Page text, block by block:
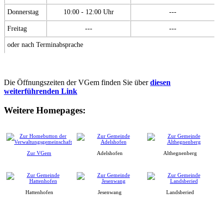
Donnerstag 10:00 - 12:00 Uhr ---
Freitag --- ---
oder nach Terminabsprache
Die Öffnungszeiten der VGem finden Sie überdiesen
weiterführenden Link
Weitere Homepages:
Zur VGem Adelshofen Althegnenberg
Hattenhofen Jesenwang Landsberied